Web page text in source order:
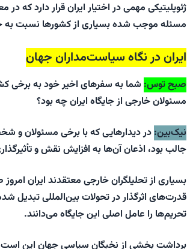
ژئوپلیتیکی مهمی در اختیار ایران قرار دارد که
مسئله موجب شده بسیاری از کشورها نسبت به
ایران در نگاه سیاست‌مداران جهان
صبح توس: شما به سفرهای اخیر خود به برخی
مسئولان خارجی از جایگاه ایران چه بود؟
نیک‌بین: در دیدارهایی که با برخی مسئولان و
جالب بود، اذعان آن‌ها به افزایش نقش و
بسیاری از تحلیلگران خارجی معتقدند ایران
قدرت‌های اثرگذار در تحولات بین‌المللی تبدیل
تحریم‌ها را عامل اصلی این جایگاه می‌دانند.
برداشت بخشی از نخبگان سیاسی جهان این است